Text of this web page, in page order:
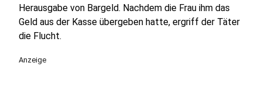
Herausgabe von Bargeld. Nachdem die Frau ihm das
Geld aus der Kasse übergeben hatte, ergriff der Täter
die Flucht.
Anzeige